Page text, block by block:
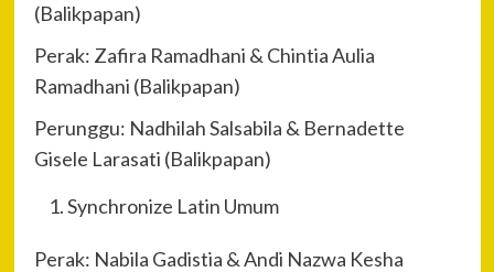
(Balikpapan)
Perak: Zafira Ramadhani & Chintia Aulia
Ramadhani (Balikpapan)
Perunggu: Nadhilah Salsabila & Bernadette
Gisele Larasati (Balikpapan)
Synchronize Latin Umum
Perak: Nabila Gadistia & Andi Nazwa Kesha